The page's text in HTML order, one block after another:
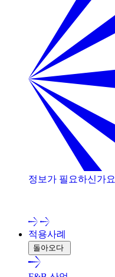
정보가 필요하신가요
적용사례
돌아오다